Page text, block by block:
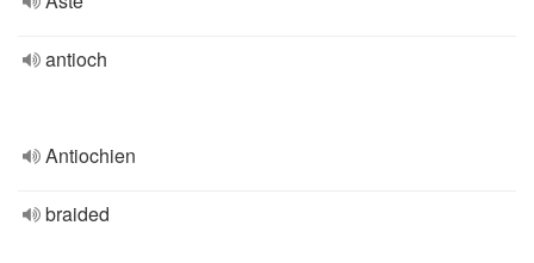
antioch
Antiochien
braided